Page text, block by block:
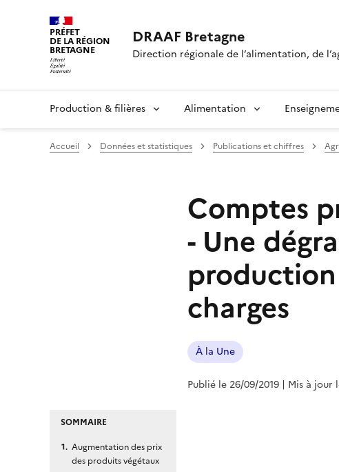
PRÉFET
DE LA RÉGION
BRETAGNE
DRAAF Bretagne
Direction régionale de l’alimentation, de
Production & filières Alimentation
Accueil Données et statistiques Publications et chiffres
Comptes
- Une
production
charges
À la Une
Publié le 26/09/2019 | Mis à jour
SOMMAIRE
Augmentation des prix
des produits végétaux